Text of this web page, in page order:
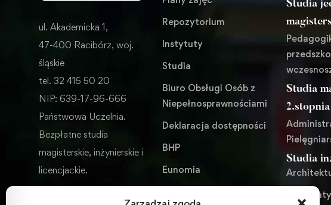
ul. Akademicka 1,
47-400 Racibórz, woj.
śląskie
tel. 32 415 50 20
NIP: 639-17-96-666
Państwowa Uczelnia.
Bezpłatne studia
magisterskie, inżynierskie i
licencjackie.
Repozytorium
Instytuty
Studia
Biuro Obsługi Osób z
Niepełnosprawnościami
Deklaracja dostępności
BHP
Eunomia
Studia
Studia
2.stopnia
Studia